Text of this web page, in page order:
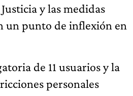
y las medidas
un punto de inflexión en
de 11 usuarios y la
personales